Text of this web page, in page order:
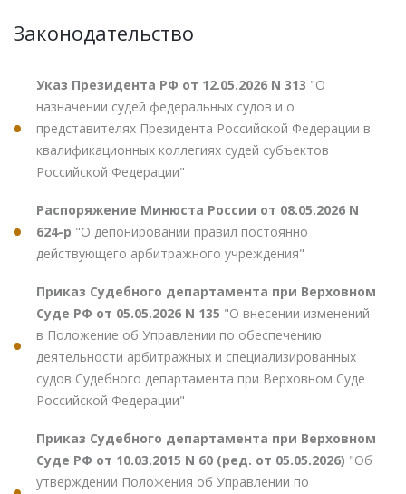
Законодательство
Указ Президента РФ от 12.05.2026 N 313 "О
назначении судей федеральных судов и о
представителях Президента Российской Федерации в
квалификационных коллегиях судей субъектов
Российской Федерации"
Распоряжение Минюста России от 08.05.2026 N
624-р "О депонировании правил постоянно
действующего арбитражного учреждения"
Приказ Судебного департамента при Верховном
Суде РФ от 05.05.2026 N 135 "О внесении изменений
в Положение об Управлении по обеспечению
деятельности арбитражных и специализированных
судов Судебного департамента при Верховном Суде
Российской Федерации"
Приказ Судебного департамента при Верховном
Суде РФ от 10.03.2015 N 60 (ред. от 05.05.2026) "Об
утверждении Положения об Управлении по